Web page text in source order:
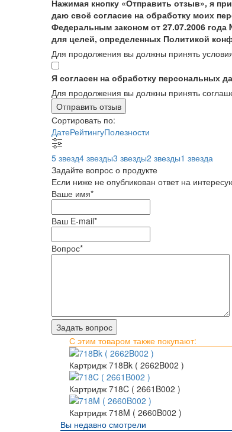
Нажимая кнопку «Отправить отзыв», я
даю своё согласие на обработку моих
Федеральным законом от 27.07.2006
для целей, определенных Политикой
Для продолжения вы должны принять
Я согласен на обработку персональных
Для продолжения вы должны принять
Отправить отзыв
Сортировать по:
ДатеРейтингуПолезности
5 звезд4 звезды3 звезды2 звезды1 звезда
Задайте вопрос о продукте
Если ниже не опубликован ответ на
Ваше имя*
Ваш E-mail*
Вопрос*
С этим товаром также покупают:
Картридж 718Bk ( 2662B002 )
Картридж 718C ( 2661B002 )
Картридж 718M ( 2660B002 )
Вы недавно смотрели